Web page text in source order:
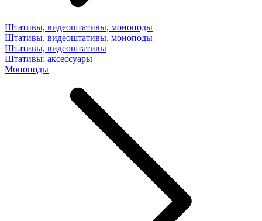
Штативы, видеоштативы, моноподы
Штативы, видеоштативы, моноподы
Штативы, видеоштативы
Штативы: аксессуары
Моноподы